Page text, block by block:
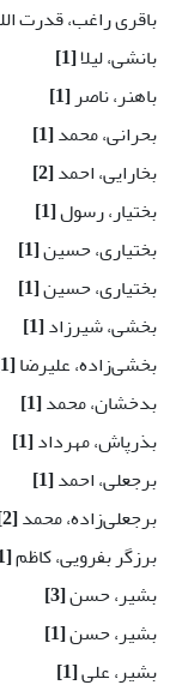
باقری راغب، قدرت
بانشی، لیلا[1]
باهنر، ناصر[1]
بحرانی، محمد[1]
بخارایی، احمد[2]
بختیار، رسول[1]
بختیاری، حسین[1]
بختیاری، حسین[1]
بخشی، شیرزاد[1]
بخشی‌زاده، علیرضا[1]
بدخشان، محمد[1]
بذرپاش، مهرداد[1]
برجعلی، احمد[1]
برجعلی‌زاده، محمد[2]
برزگر بفرویی، کاظم[1]
بشیر، حسن[3]
بشیر، حسن[1]
بشیر، علی[1]